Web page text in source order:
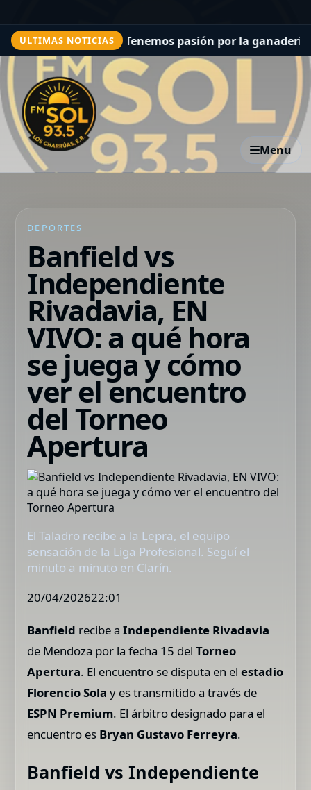
ULTIMAS NOTICIAS
fortaleza? Tenemos pasión por la
Menu
DEPORTES
Banfield vs
Independiente
Rivadavia, EN
VIVO: a qué hora
se juega y cómo
ver el encuentro
del Torneo
Apertura
El Taladro recibe a la Lepra, el equipo
sensación de la Liga Profesional. Seguí el
minuto a minuto en Clarín.
20/04/202622:01
Banfield recibe aIndependiente Rivadavia
de Mendoza por la fecha 15 delTorneo
Apertura. El encuentro se disputa en elestadio
Florencio Sola y es transmitido a través de
ESPN Premium. El árbitro designado para el
encuentro es Bryan Gustavo Ferreyra.
Banfield vs Independiente